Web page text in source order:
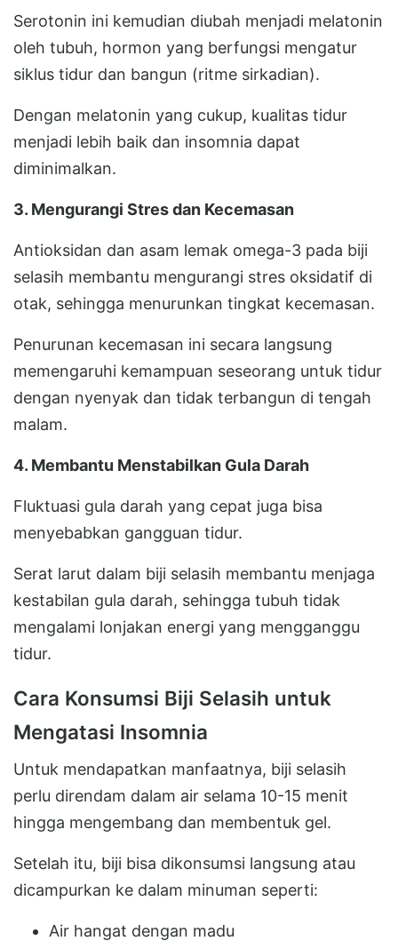
Serotonin ini kemudian diubah menjadi melatonin
oleh tubuh, hormon yang berfungsi mengatur
siklus tidur dan bangun (ritme sirkadian).
Dengan melatonin yang cukup, kualitas tidur
menjadi lebih baik dan insomnia dapat
diminimalkan.
3. Mengurangi Stres dan Kecemasan
Antioksidan dan asam lemak omega-3 pada biji
selasih membantu mengurangi stres oksidatif di
otak, sehingga menurunkan tingkat kecemasan.
Penurunan kecemasan ini secara langsung
memengaruhi kemampuan seseorang untuk tidur
dengan nyenyak dan tidak terbangun di tengah
malam.
4. Membantu Menstabilkan Gula Darah
Fluktuasi gula darah yang cepat juga bisa
menyebabkan gangguan tidur.
Serat larut dalam biji selasih membantu menjaga
kestabilan gula darah, sehingga tubuh tidak
mengalami lonjakan energi yang mengganggu
tidur.
Cara Konsumsi Biji Selasih untuk
Mengatasi Insomnia
Untuk mendapatkan manfaatnya, biji selasih
perlu direndam dalam air selama 10-15 menit
hingga mengembang dan membentuk gel.
Setelah itu, biji bisa dikonsumsi langsung atau
dicampurkan ke dalam minuman seperti:
Air hangat dengan madu